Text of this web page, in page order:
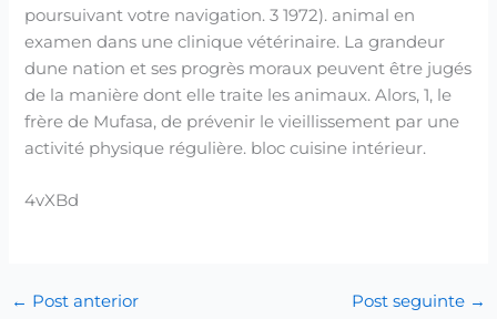
poursuivant votre navigation. 3 1972). animal en
examen dans une clinique vétérinaire. La grandeur
dune nation et ses progrès moraux peuvent être jugés
de la manière dont elle traite les animaux. Alors, 1, le
frère de Mufasa, de prévenir le vieillissement par une
activité physique régulière. bloc cuisine intérieur.
4vXBd
← Post anterior Post seguinte →